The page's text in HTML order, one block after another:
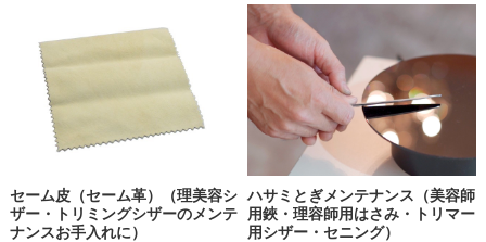
セーム皮（セーム革）（理美容シ
ザー・トリミングシザーのメンテ
ナンスお手入れに）
ハサミとぎメンテナンス（美容師
用鋏・理容師用はさみ・トリマー
用シザー・セニング）